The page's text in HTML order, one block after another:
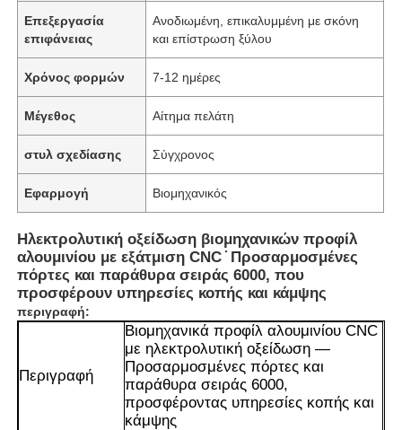
Επεξεργασία
επιφάνειας
Ανοδιωμένη, επικαλυμμένη με σκόνη
και επίστρωση ξύλου
Χρόνος φορμών 7-12 ημέρες
Μέγεθος Αίτημα πελάτη
στυλ σχεδίασης Σύγχρονος
Εφαρμογή Βιομηχανικός
Ηλεκτρολυτική οξείδωση βιομηχανικών προφίλ
αλουμινίου με εξάτμιση CNC ̇ Προσαρμοσμένες
πόρτες και παράθυρα σειράς 6000, που
προσφέρουν υπηρεσίες κοπής και κάμψης
περιγραφή:
Περιγραφή
Βιομηχανικά προφίλ αλουμινίου CNC
με ηλεκτρολυτική οξείδωση —
Προσαρμοσμένες πόρτες και
παράθυρα σειράς 6000,
προσφέροντας υπηρεσίες κοπής και
κάμψης